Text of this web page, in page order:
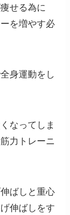
せる為に
を増やす必
身運動をし
なってしま
力トレーニ
ばしと重心
伸ばしをす